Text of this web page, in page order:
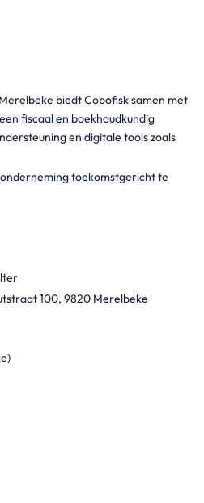
biedt Cobofisk samen met
fiscaal en boekhoudkundig
en digitale tools zoals
toekomstgericht te
100, 9820 Merelbeke